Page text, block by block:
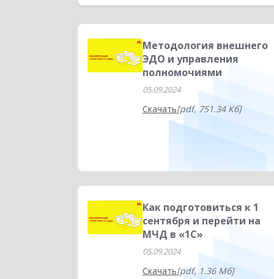
Склад Повышение эффективности
Управленческий учет
Проектные решения Производство
Методология внешнего
ЭДО и управления
полномочиями
05.09.2024
Скачать[pdf, 751.34 Кб]
Как подготовиться к 1
сентября и перейти на
МЧД в «1С»
05.09.2024
Скачать[pdf, 1.36 Мб]